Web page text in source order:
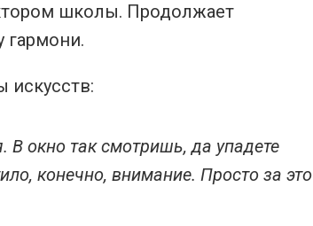
школы. Продолжает
гармони.
искусств:
В окно так смотришь, да упадете
конечно, внимание. Просто за это